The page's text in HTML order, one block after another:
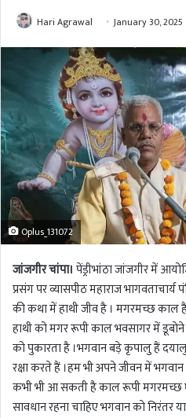
Hari Agrawal January 30, 2025
Oplus_131072
जांजगीर चांपा। पेंड्रीभांठा जांजगीर में
प्रसंग पर व्यासपीठ महाराज भागवताचार्य
की कथा में हाथी जीव है । मगरमच्छ काल
हाथी को मगर रूपी काल भवसागर में
को पुकारता है ।भगवान बड़े कृपालु हैं
रक्षा करते हैं ।हम भी अपने जीवन में
कभी भी आ सकती है काल रूपी मगरमच्छ
सावधान रहना चाहिए भगवान को निरंतर